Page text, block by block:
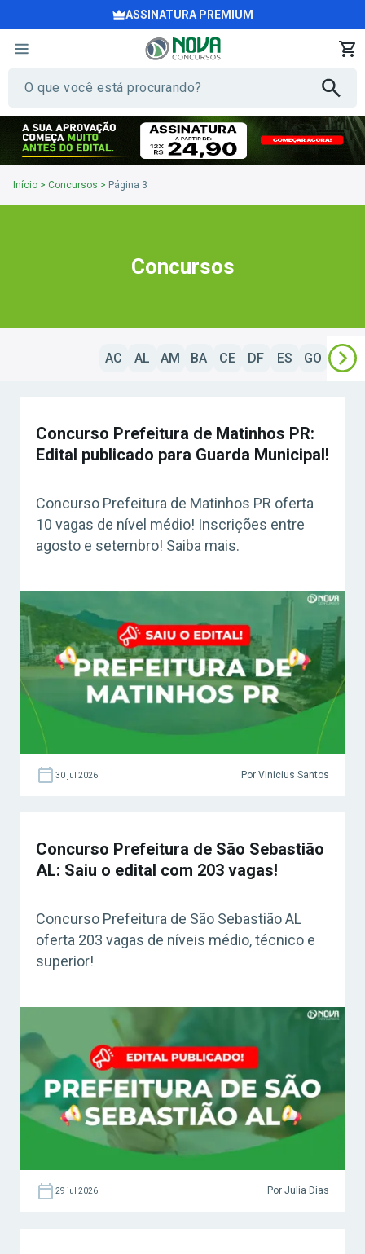
ASSINATURA PREMIUM
Início > Concursos > Página 3
Concursos
AC AL AM BA CE DF ES GO MA
Concurso Prefeitura de Matinhos PR:
Edital publicado para Guarda Municipal!
Concurso Prefeitura de Matinhos PR oferta
10 vagas de nível médio! Inscrições entre
agosto e setembro! Saiba mais.
30 jul 2026 Por Vinicius Santos
Concurso Prefeitura de São Sebastião
AL: Saiu o edital com 203 vagas!
Concurso Prefeitura de São Sebastião AL
oferta 203 vagas de níveis médio, técnico e
superior!
29 jul 2026 Por Julia Dias